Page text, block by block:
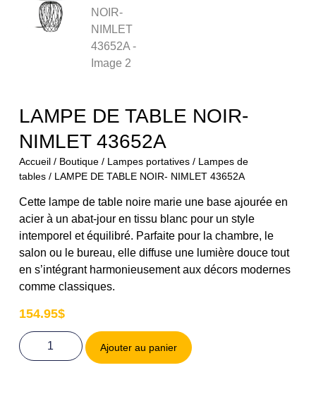
LAMPE DE TABLE NOIR-
NIMLET 43652A
Accueil/ Boutique/ Lampes portatives/ Lampes de
tables/ LAMPE DE TABLE NOIR- NIMLET 43652A
Cette lampe de table noire marie une base ajourée en
acier à un abat-jour en tissu blanc pour un style
intemporel et équilibré. Parfaite pour la chambre, le
salon ou le bureau, elle diffuse une lumière douce tout
en s’intégrant harmonieusement aux décors modernes
comme classiques.
154.95$
Ajouter au panier